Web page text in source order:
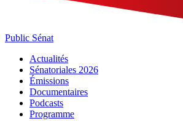
Public Sénat
Actualités
Sénatoriales 2026
Émissions
Documentaires
Podcasts
Programme